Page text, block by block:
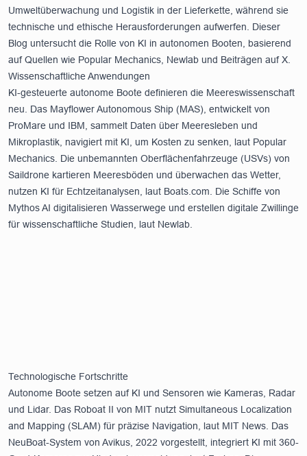
Umweltüberwachung und Logistik in der Lieferkette, während sie
technische und ethische Herausforderungen aufwerfen. Dieser
Blog untersucht die Rolle von KI in autonomen Booten, basierend
auf Quellen wie Popular Mechanics Newlab und Beiträgen auf X.
Wissenschaftliche Anwendungen
KI-gesteuerte autonome Boote definieren die Meereswissenschaft
neu. Das Mayflower Autonomous Ship (MAS), entwickelt von
ProMare und IBM, sammelt Daten über Meeresleben und
Mikroplastik, navigiert mit KI, um Kosten zu senken, laut Popular
Mechanics . Die unbemannten Oberflächenfahrzeuge (USVs) von
Saildrone kartieren Meeresböden und überwachen das Wetter,
nutzen KI für Echtzeitanalysen, laut Boats.com . Die Schiffe von
Mythos AI digitalisieren Wasserwege und erstellen digitale Zwillinge
für wissenschaftliche Studien, laut Newlab
Technologische Fortschritte
Autonome Boote setzen auf KI und Sensoren wie Kameras, Radar
und Lidar. Das Roboat II von MIT nutzt Simultaneous Localization
and Mapping (SLAM) für präzise Navigation, laut MIT News . Das
NeuBoat-System von Avikus, 2022 vorgestellt, integriert KI mit 360-